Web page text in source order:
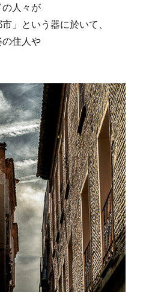
人々が
」という器に於いて、
住人や